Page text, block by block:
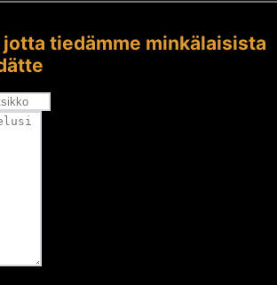
tiedämme minkälaisista